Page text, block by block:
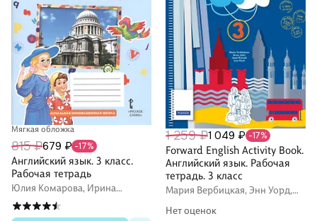
Мягкая обложка
815 ₽679 ₽ -17%
Английский язык. 3 класс.
Рабочая тетрадь
Юлия Комарова, Ирина
Ларионова, Жанн Перретт
1 259 ₽1 049 ₽ -17%
Forward English Activity Book.
Английский язык. Рабочая
тетрадь. 3 класс
Мария Вербицкая, Энн Уорд,
Нет оценок